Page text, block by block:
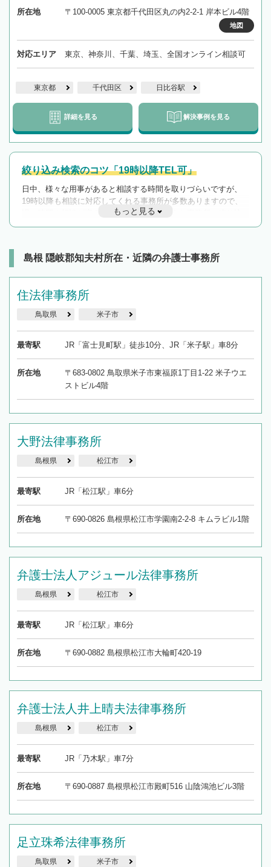
所在地 〒100-0005 東京都千代田区丸の内2-2-1 岸本ビル4階
地図
対応エリア 東京、神奈川、千葉、埼玉、全国オンライン相談可
東京都 千代田区 日比谷駅
詳細を見る 解決事例を見る
絞り込み検索のコツ「19時以降TEL可」
日中、様々な用事があると相談する時間を取りづらいですが、
19時以降も相談に対応してくれる事務所が多数ありますので、
遅い時間の相談が増えそうな場合はそのような事務所に絞り込
んで検索してみましょう。
を加えて再検索
もっと見る
島根 隠岐郡知夫村所在・近隣の弁護士事務所
住法律事務所
鳥取県 米子市
最寄駅 JR「富士見町駅」徒歩10分、JR「米子駅」車8分
所在地
〒683-0802 鳥取県米子市東福原1丁目1-22 米子ウエ
ストビル4階
大野法律事務所
島根県 松江市
最寄駅 JR「松江駅」車6分
所在地 〒690-0826 島根県松江市学園南2-2-8 キムラビル1階
弁護士法人アジュール法律事務所
島根県 松江市
最寄駅 JR「松江駅」車6分
所在地 〒690-0882 島根県松江市大輪町420-19
弁護士法人井上晴夫法律事務所
島根県 松江市
最寄駅 JR「乃木駅」車7分
所在地 〒690-0887 島根県松江市殿町516 山陰鴻池ビル3階
足立珠希法律事務所
鳥取県 米子市